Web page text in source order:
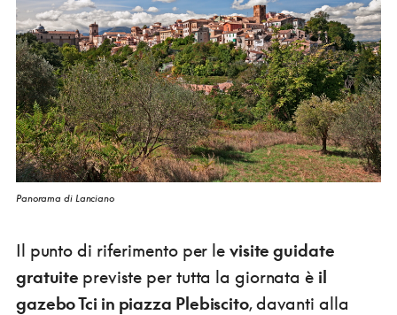
Panorama di Lanciano
Il punto di riferimento per le visite guidate
gratuite previste per tutta la giornata è il
gazebo Tci in piazza Plebiscito, davanti alla